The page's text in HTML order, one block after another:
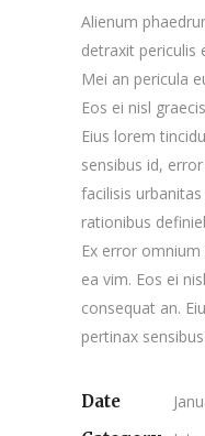
Alienum
detraxit periculis
Mei an pericula
Eos ei nisl
Eius lorem
sensibus id,
facilisis
rationibus
Ex error
ea vim. Eos ei
consequat an.
pertinax
Date